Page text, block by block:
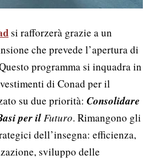
si rafforzerà grazie a un
che prevede l’apertura di
programma si inquadra in
di Conad per il
su due priorità: Consolidare
per ilFuturo. Rimangono gli
dell’insegna: efficienza,
sviluppo delle